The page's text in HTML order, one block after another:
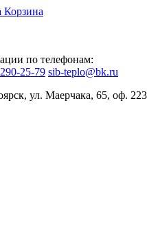
Корзина
по телефонам:
25-79 sib-teplo@bk.ru
ул. Маерчака, 65, оф. 223